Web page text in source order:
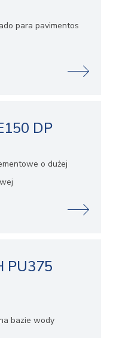
para pavimentos
DP
o dużej
PU375
bazie wody